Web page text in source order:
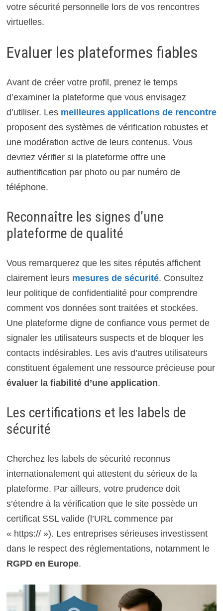
votre sécurité personnelle lors de vos rencontres
virtuelles.
Evaluer les plateformes fiables
Avant de créer votre profil, prenez le temps
d’examiner la plateforme que vous envisagez
d’utiliser. Les meilleures applications de rencontre
proposent des systèmes de vérification robustes et
une modération active de leurs contenus. Vous
devriez vérifier si la plateforme offre une
authentification par photo ou par numéro de
téléphone.
Reconnaître les signes d’une
plateforme de qualité
Vous remarquerez que les sites réputés affichent
clairement leurs mesures de sécurité. Consultez
leur politique de confidentialité pour comprendre
comment vos données sont traitées et stockées.
Une plateforme digne de confiance vous permet de
signaler les utilisateurs suspects et de bloquer les
contacts indésirables. Les avis d’autres utilisateurs
constituent également une ressource précieuse pour
évaluer la fiabilité d’une application.
Les certifications et les labels de
sécurité
Cherchez les labels de sécurité reconnus
internationalement qui attestent du sérieux de la
plateforme. Par ailleurs, votre prudence doit
s’étendre à la vérification que le site possède un
certificat SSL valide (l’URL commence par
« https:// »). Les entreprises sérieuses investissent
dans le respect des réglementations, notamment le
RGPD en Europe.